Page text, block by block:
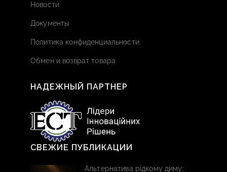
Новости
Документы
Политика конфиденциальности
Обмен и возврат товара
НАДЕЖНЫЙ ПАРТНЕР
СВЕЖИЕ ПУБЛИКАЦИИ
Альтернатива рідкому диму: